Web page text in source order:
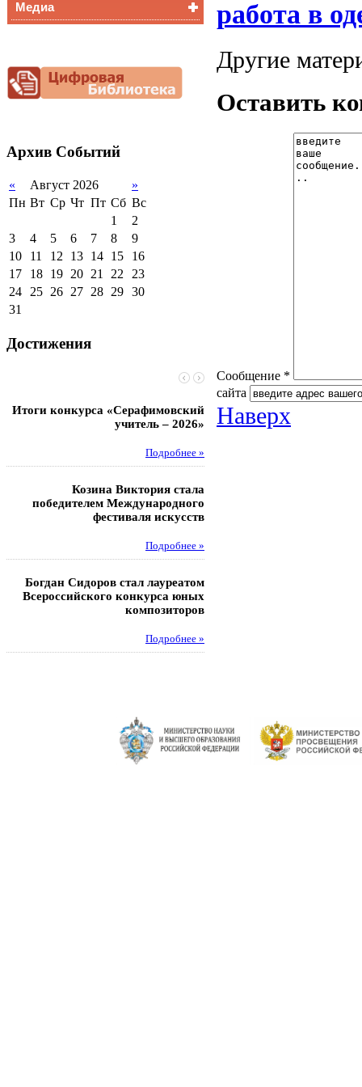
Снижение
документационной
нагрузки
Медиа
Архив Событий
« Август 2026
»
Пн Вт Ср Чт Пт Сб Вс
1
2
3
4 5 6 7 8
9
10
11 12 13 14 15
16
17
18 19 20 21 22 23
24 25 26 27 28 29 30
31
Достижения
Итоги конкурса «Серафимовский
учитель – 2026»
Подробнее »
Козина Виктория стала
победителем Международного
фестиваля искусств
Подробнее »
Богдан Сидоров стал лауреатом
Всероссийского конкурса юных
композиторов
Подробнее »
Чебаненко Глеб стал
областных
работа в
Другие
Оставить
Сообщение *
сайта
Наверх